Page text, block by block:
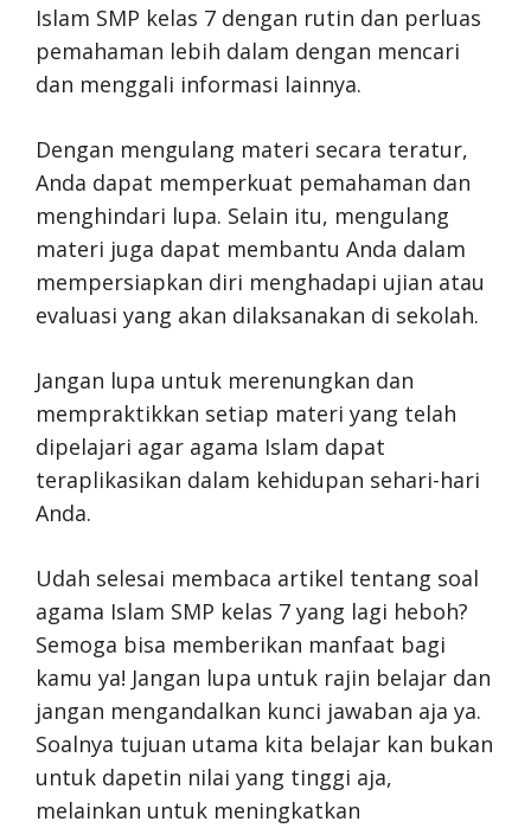
Islam SMP kelas 7 dengan rutin dan perluas
pemahaman lebih dalam dengan mencari
dan menggali informasi lainnya.
Dengan mengulang materi secara teratur,
Anda dapat memperkuat pemahaman dan
menghindari lupa. Selain itu, mengulang
materi juga dapat membantu Anda dalam
mempersiapkan diri menghadapi ujian atau
evaluasi yang akan dilaksanakan di sekolah.
Jangan lupa untuk merenungkan dan
mempraktikkan setiap materi yang telah
dipelajari agar agama Islam dapat
teraplikasikan dalam kehidupan sehari-hari
Anda.
Udah selesai membaca artikel tentang soal
agama Islam SMP kelas 7 yang lagi heboh?
Semoga bisa memberikan manfaat bagi
kamu ya! Jangan lupa untuk rajin belajar dan
jangan mengandalkan kunci jawaban aja ya.
Soalnya tujuan utama kita belajar kan bukan
untuk dapetin nilai yang tinggi aja,
melainkan untuk meningkatkan